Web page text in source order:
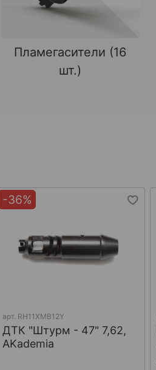
Пламегасители (16
шт.)
-36%
арт. RH11XMB12Y
ДТК "Штурм - 47" 7,62,
AKademia